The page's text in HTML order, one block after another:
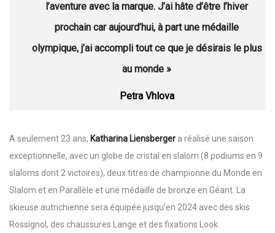
l’aventure avec la marque. J’ai hâte d’être l’hiver
prochain car aujourd’hui, à part une médaille
olympique, j’ai accompli tout ce que je désirais le plus
au monde »
Petra Vhlova
A seulement 23 ans, Katharina Liensberger a réalisé une saison
exceptionnelle, avec un globe de cristal en slalom (8 podiums en 9
slaloms dont 2 victoires), deux titres de championne du Monde en
Slalom et en Parallèle et une médaille de bronze en Géant. La
skieuse autrichienne sera équipée jusqu’en 2024 avec des skis
Rossignol, des chaussures Lange et des fixations Look.